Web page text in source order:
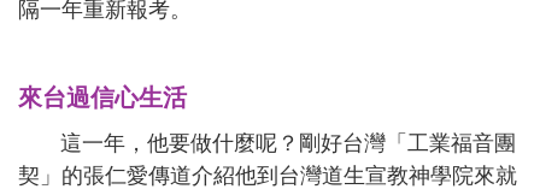
隔一年重新報考。
來台過信心生活
這一年，他要做什麼呢？剛好台灣「工業福音團
契」的張仁愛傳道介紹他到台灣道生宣教神學院來就